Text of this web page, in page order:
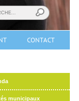
CONTACT
municipaux